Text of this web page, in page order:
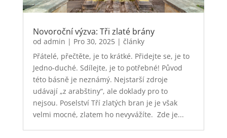
Novoroční výzva: Tři zlaté brány
od admin | Pro 30, 2025| články
Přátelé, přečtěte, je to krátké. Přidejte se, je to
Jedno-duché. Sdílejte, je to potřebné! Původ
této básně je neznámý. Nejstarší zdroje
udávají „z arabštiny“, ale doklady pro to
nejsou. Poselství Tří zlatých bran je je však
velmi mocné, zlatem ho nevyvážíte. Zde je...